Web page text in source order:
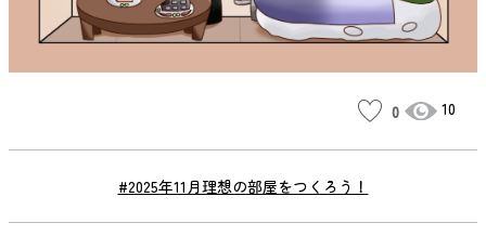
#2025年11月理想の部屋をつくろう！
0 10